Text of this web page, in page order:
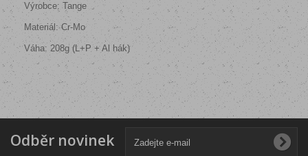
Výrobce: Tange
Materiál: Cr-Mo
Váha: 208g (L+P + Al hák)
Odběr novinek